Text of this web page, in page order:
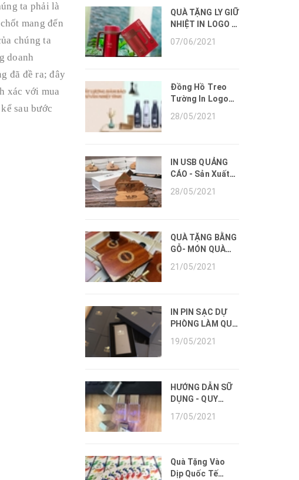
ta phải là
mang đến
chúng ta
doanh
đã đề ra; đây
xác với mua
sau bước
QUÀ TẶNG LY GIỮ
NHIỆT IN LOGO -
NHIỆT QUÀ
07/06/2021
Đồng Hồ Treo
Tường In Logo
Sản Phẩm Quà
Doanh Nghiệp
28/05/2021
IN USB QUẢNG
CÁO - Sản Xuất
Lượng Lớn.
28/05/2021
QUÀ TẶNG BẰNG
GỖ- MÓN QUÀ
NGHIỆP THÂN
21/05/2021
IN PIN SẠC DỰ
PHÒNG LÀM QUÀ
PHÒNG CHÍNH
19/05/2021
HƯỚNG DẪN SỮ
DỤNG - QUY
HÀNH CÁC SẢN
CUNG CẤP
17/05/2021
Quà Tặng Vào
Dịp Quốc Tế